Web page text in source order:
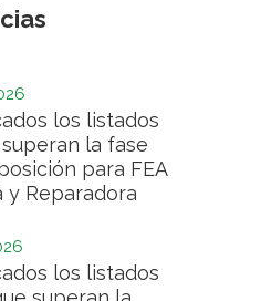
los listados
la fase
para FEA
y Reparadora
los listados